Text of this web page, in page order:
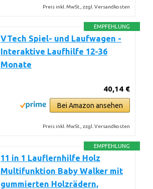
Preis inkl. MwSt., zzgl. Versandkosten
EMPFEHLUNG
VTech Spiel- und Laufwagen -
Interaktive Laufhilfe 12-36
Monate
40,14 €
Bei Amazon ansehen
Preis inkl. MwSt., zzgl. Versandkosten
EMPFEHLUNG
11 in 1 Lauflernhilfe Holz
Multifunktion Baby Walker mit
gummierten Holzrädern,